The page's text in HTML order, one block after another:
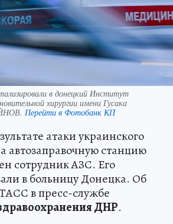
в донецкий Институт
хирургии имени Гусака
Перейти в Фотобанк КП
атаки украинского
автозаправочную станцию
сотрудник АЗС. Его
в больницу Донецка. Об
в пресс-службе
ДНР.